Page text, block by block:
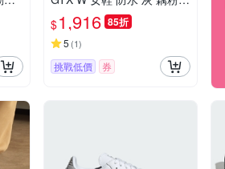
登山 機能 抗撕裂 愛迪達 IG
6580
$1,916 85折
5 (1)
挑戰低價 券